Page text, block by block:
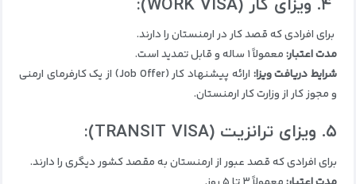
برای افرادی که قصد کار در ارمنستان را دارند.
مدت اعتبار:معمولاً ۱ ساله و قابل تمدید است.
شرایط دریافت ویزا:
ارائه پیشنهاد کار (Job Offer) از یک کارفرمای ارمنی
و مجوز کار از وزارت کار ارمنستان.
۵. ویزای ترانزیت (TRANSIT VISA):
برای افرادی که قصد عبور از ارمنستان به مقصد کشور دیگری را دارند.